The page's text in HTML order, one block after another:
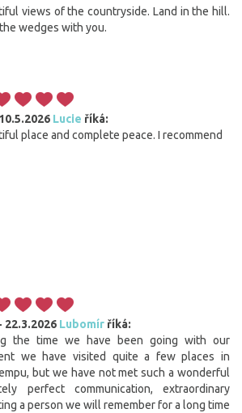
views of the countryside. Land in the hill.
wedges with you.
Lucie říká:
place and complete peace. I recommend
22.3.2026 Lubomír říká:
the time we have been going with our
we have visited quite a few places in
but we have not met such a wonderful
perfect communication, extraordinary
a person we will remember for a long time